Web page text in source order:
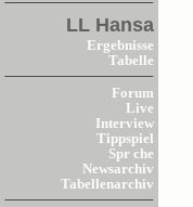
LL Hansa
Ergebnisse
Tabelle
Forum
Live
Interview
Tippspiel
Spr che
Newsarchiv
Tabellenarchiv